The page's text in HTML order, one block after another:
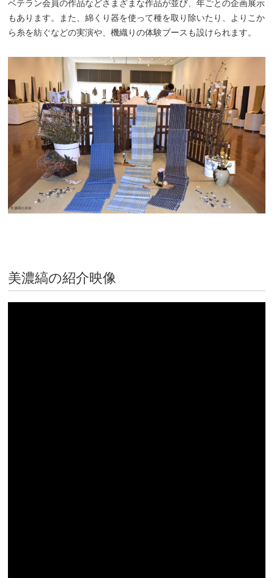
ベテラン会員の作品などさまざまな作品が並び、年ごとの企画展示
もあります。また、綿くり器を使って種を取り除いたり、よりこか
ら糸を紡ぐなどの実演や、機織りの体験ブースも設けられます。
美濃縞の紹介映像